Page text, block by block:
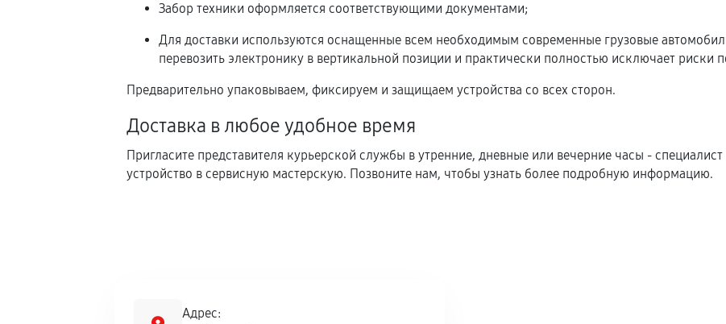
Забор техники оформляется соответствующими документами;
Для доставки используются оснащенные всем необходимым современные грузовые
перевозить электронику в вертикальной позиции и практически полностью исключает риски
Предварительно упаковываем, фиксируем и защищаем устройства со всех сторон.
Доставка в любое удобное время
Пригласите представителя курьерской службы в утренние, дневные или вечерние часы -
устройство в сервисную мастерскую. Позвоните нам, чтобы узнать более подробную информацию.
Адрес: